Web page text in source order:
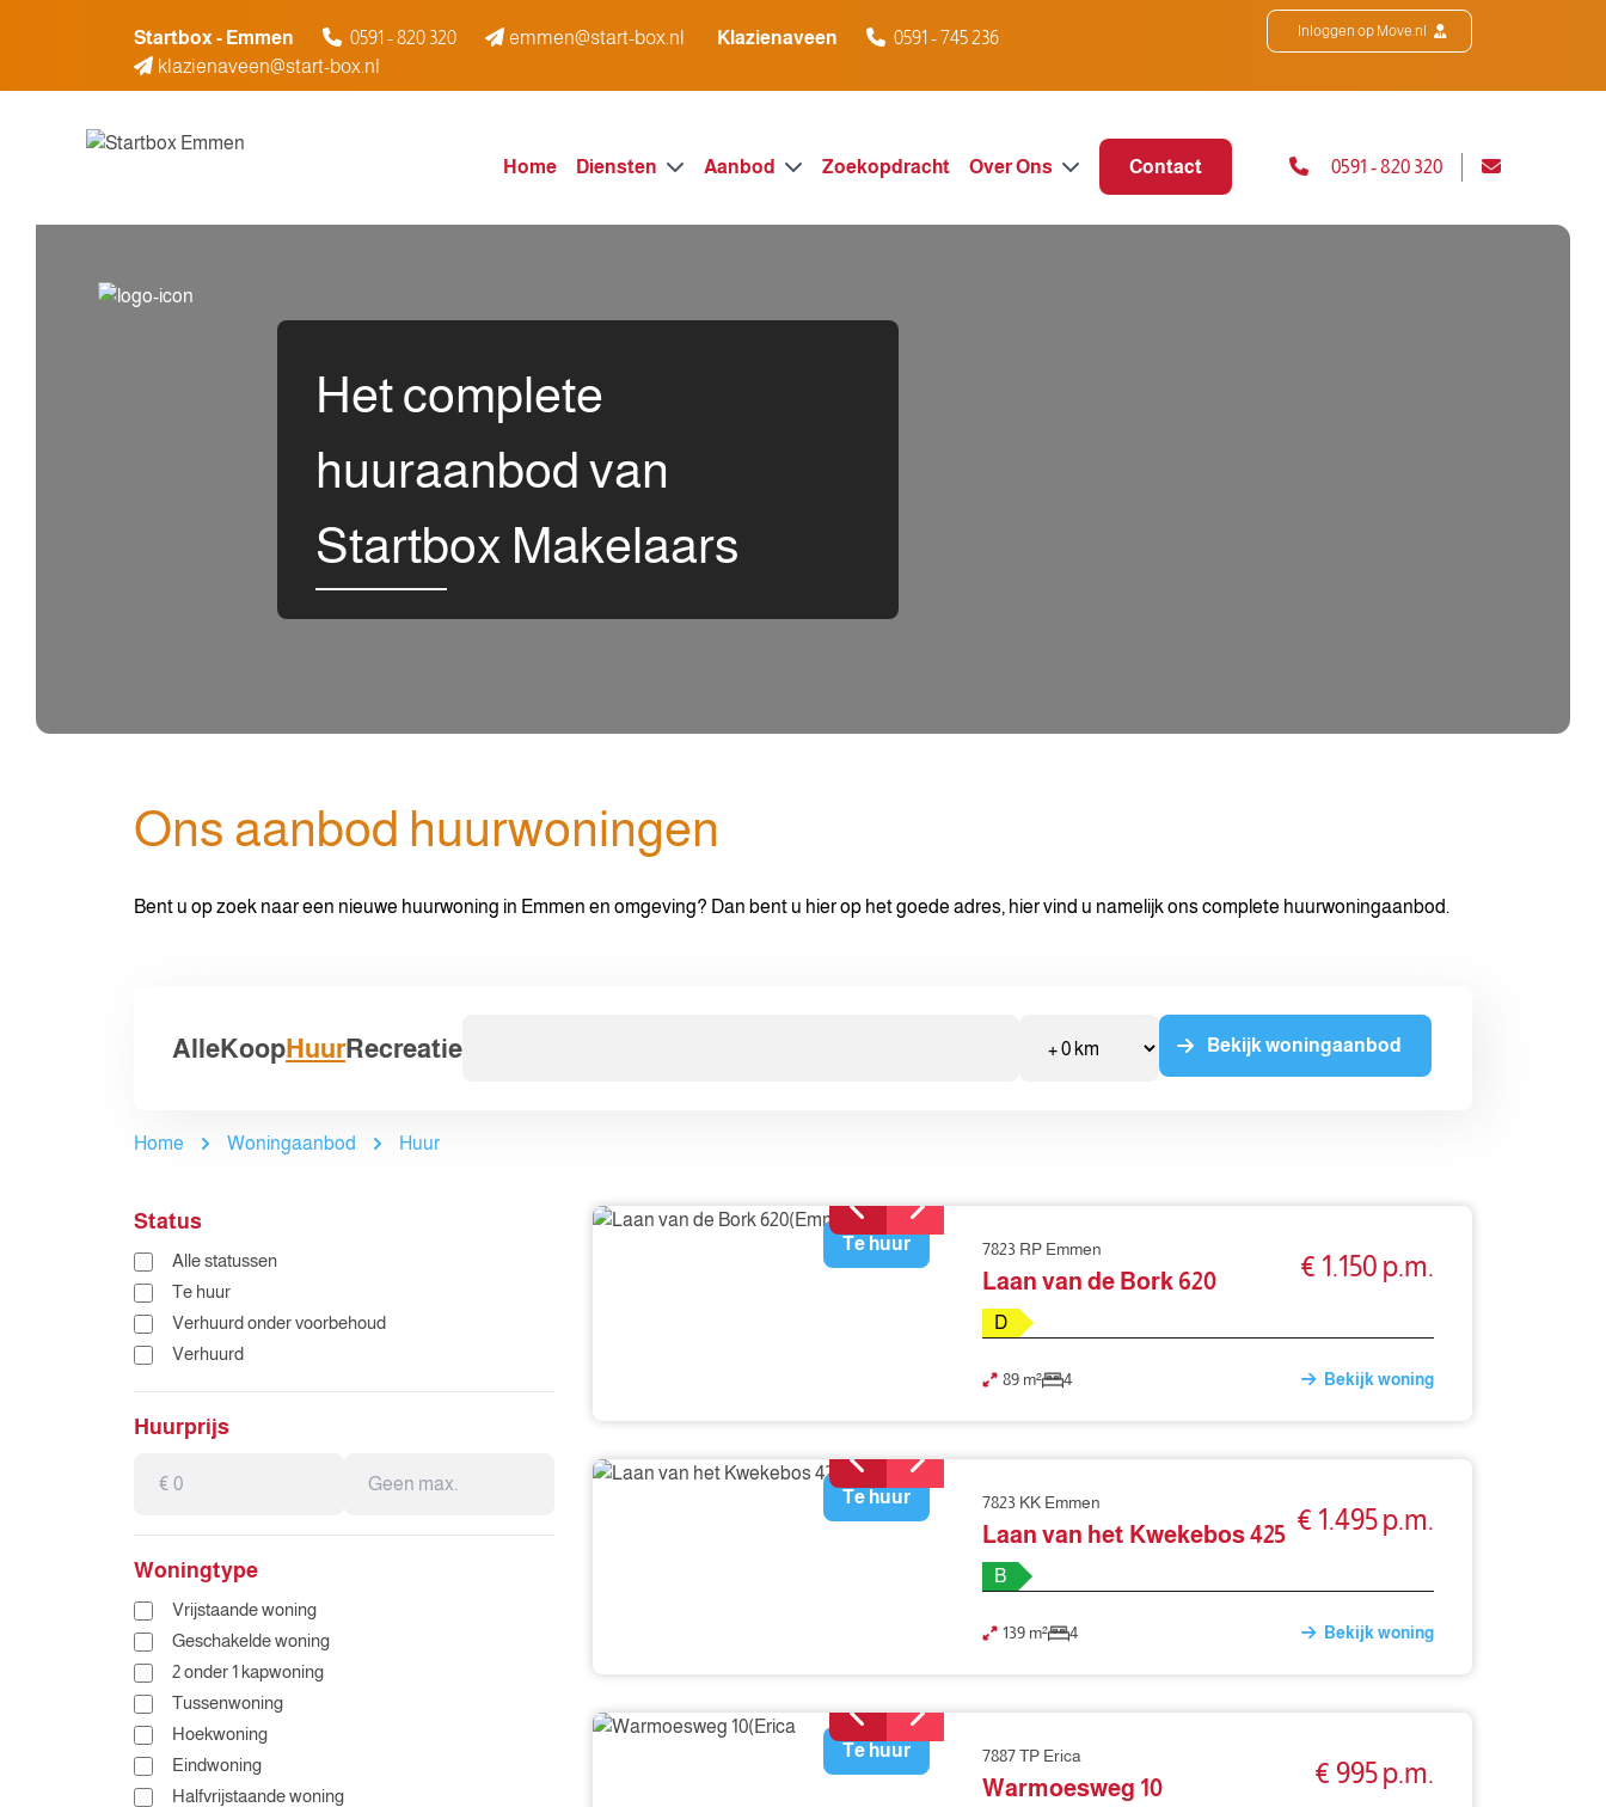
Startbox - Emmen
0591 - 820 320 emmen@start-box.nl Klazienaveen
0591 - 745 236
klazienaveen@start-box.nl
Inloggen op Move.nl
Home Diensten Aanbod Zoekopdracht Over Ons Contact 0591 - 820 320
Het complete
huuraanbod van
Startbox Makelaars
Ons aanbod huurwoningen
Bent u op zoek naar een nieuwe huurwoning in Emmen en omgeving? Dan bent u hier op het goede adres, hier vind u namelijk ons complete huurwoningaanbod.
AlleKoopHuurRecreatie Bekijk woningaanbod
Home Woningaanbod Huur
Status
Alle statussen
Te huur
Verhuurd onder voorbehoud
Verhuurd
Huurprijs
Woningtype
Vrijstaande woning
Geschakelde woning
2 onder 1 kapwoning
Tussenwoning
Hoekwoning
Eindwoning
Halfvrijstaande woning
Te huur 7823 RP Emmen
Laan van de Bork 620 € 1.150 p.m.
D
89 m² 4 Bekijk woning
Te huur 7823 KK Emmen
Laan van het Kwekebos 425 € 1.495 p.m.
B
139 m² 4 Bekijk woning
Te huur 7887 TP Erica
Warmoesweg 10 € 995 p.m.